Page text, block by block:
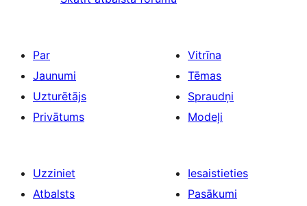
Par
Jaunumi
Uzturētājs
Privātums
Vitrīna
Tēmas
Spraudņi
Modeļi
Uzziniet
Atbalsts
Iesaistieties
Pasākumi